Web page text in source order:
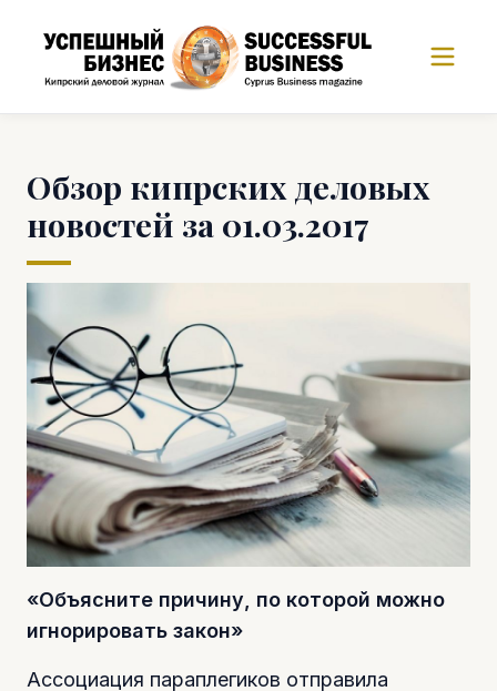
Обзор кипрских деловых
новостей за 01.03.2017
«Объясните причину, по которой можно
игнорировать закон»
Ассоциация параплегиков отправила